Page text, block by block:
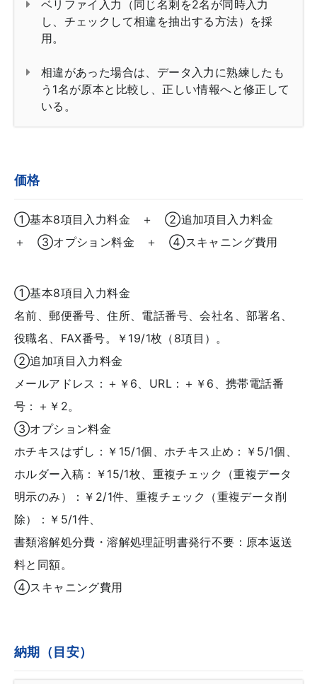
ベリファイ入力（同じ名刺を2名が同時入力
し、チェックして相違を抽出する方法）を採
用。
相違があった場合は、データ入力に熟練したも
う1名が原本と比較し、正しい情報へと修正して
いる。
価格
①基本8項目入力料金 ＋ ②追加項目入力料金
＋ ③オプション料金 ＋ ④スキャニング費用
①基本8項目入力料金
名前、郵便番号、住所、電話番号、会社名、部署名、
役職名、FAX番号。￥19/1枚（8項目）。
②追加項目入力料金
メールアドレス：＋￥6、URL：＋￥6、携帯電話番
号：＋￥2。
③オプション料金
ホチキスはずし：￥15/1個、ホチキス止め：￥5/1個、
ホルダー入稿：￥15/1枚、重複チェック（重複データ
明示のみ）：￥2/1件、重複チェック（重複データ削
除）：￥5/1件、
書類溶解処分費・溶解処理証明書発行不要：原本返送
料と同額。
④スキャニング費用
納期（目安）